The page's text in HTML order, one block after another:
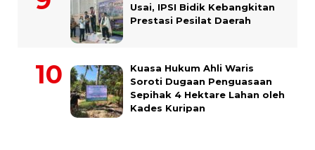
Usai, IPSI Bidik Kebangkitan
Prestasi Pesilat Daerah
Kuasa Hukum Ahli Waris
Soroti Dugaan Penguasaan
Sepihak 4 Hektare Lahan oleh
Kades Kuripan